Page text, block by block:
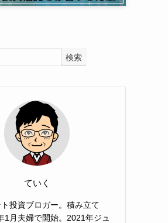
検索
ていく
投資ブロガー。積み立て
1月夫婦で開始。2021年ジュ